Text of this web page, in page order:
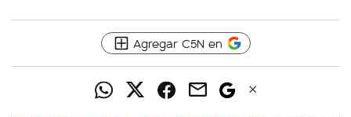
Agregar C5N en